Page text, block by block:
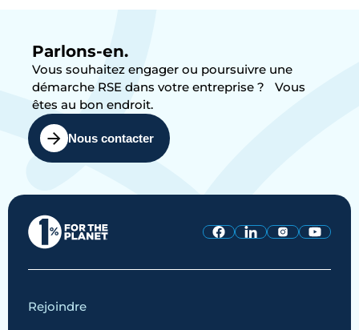
Parlons-en.
Vous souhaitez engager ou poursuivre une
démarche RSE dans votre entreprise ? Vous
êtes au bon endroit.
Nous contacter
Rejoindre